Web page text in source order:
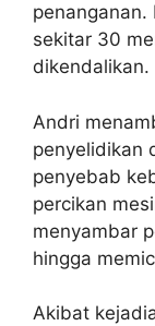
penanganan.
sekitar 30
dikendalikan.
Andri
penyelidikan
penyebab
percikan
menyambar
hingga
Akibat